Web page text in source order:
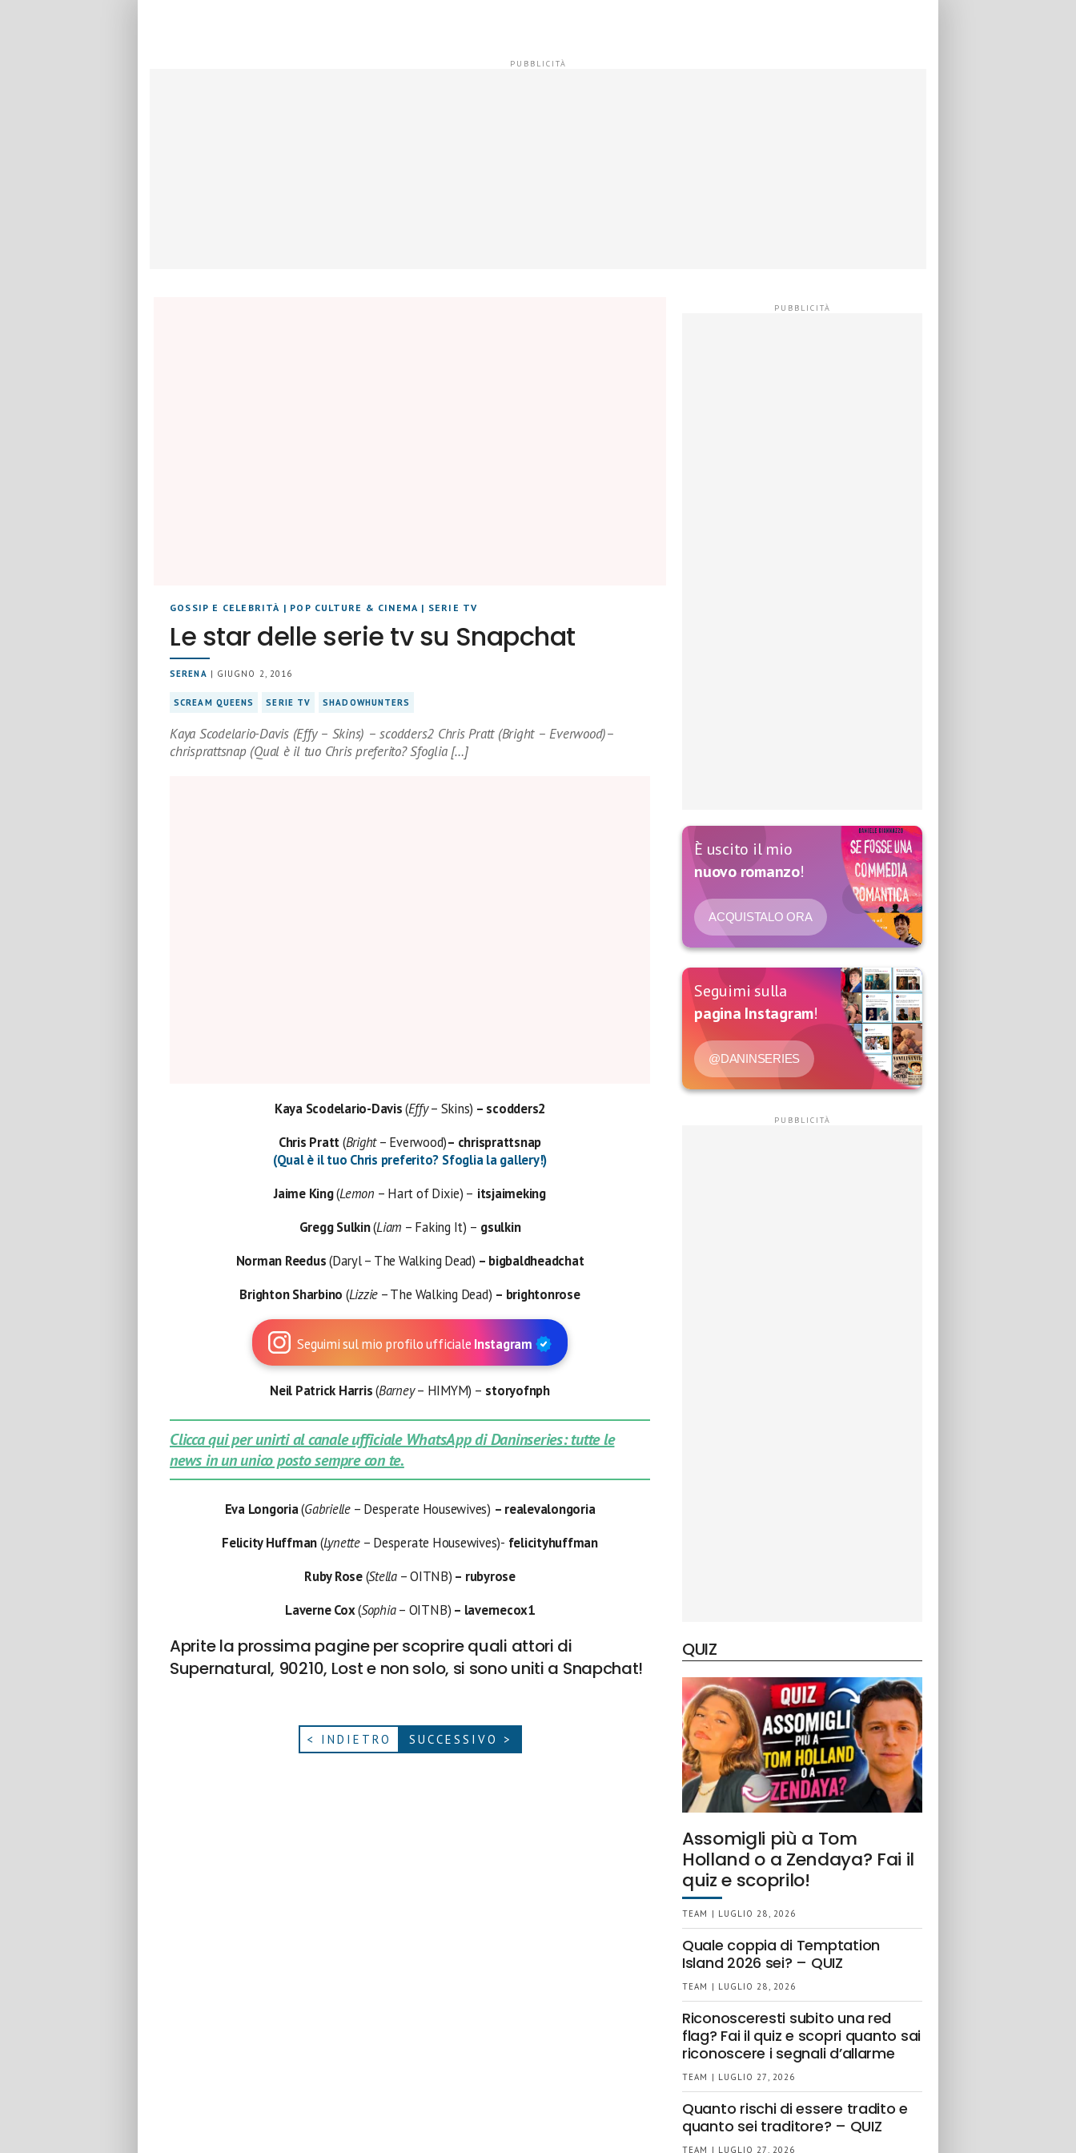
GOSSIP E CELEBRITÀ | POP CULTURE & CINEMA | SERIE TV
Le star delle serie tv su Snapchat
SERENA | GIUGNO 2, 2016
SCREAM QUEENS SERIE TV SHADOWHUNTERS
Kaya Scodelario-Davis (Effy – Skins) – scodders2 Chris Pratt (Bright – Everwood)–
chrisprattsnap (Qual è il tuo Chris preferito? Sfoglia […]
Kaya Scodelario-Davis(Effy– Skins) – scodders2
Chris Pratt(Bright– Everwood)– chrisprattsnap
(Qual è il tuo Chris preferito? Sfoglia la gallery!)
Jaime King(Lemon – Hart of Dixie) – itsjaimeking
Gregg Sulkin(Liam – Faking It) – gsulkin
Norman Reedus(Daryl – The Walking Dead) – bigbaldheadchat
Brighton Sharbino (Lizzie – The Walking Dead) – brightonrose
Seguimi sul mio profilo ufficiale Instagram
Neil Patrick Harris(Barney– HIMYM) – storyofnph
Clicca qui per unirti al canale ufficiale WhatsApp di Daninseries: tutte le
news in un unico posto sempre con te.
Eva Longoria(Gabrielle– Desperate Housewives) – realevalongoria
Felicity Huffman(Lynette– Desperate Housewives)- felicityhuffman
Ruby Rose(Stella– OITNB) – rubyrose
Laverne Cox(Sophia– OITNB) – lavernecox1
Aprite la prossima pagine per scoprire quali attori di
Supernatural, 90210, Lost e non solo, si sono uniti a Snapchat!
< INDIETRO SUCCESSIVO >
È uscito il mio
nuovo romanzo!
ACQUISTALO ORA
Seguimi sulla
pagina Instagram!
@DANINSERIES
QUIZ
Assomigli più a Tom
Holland o a Zendaya? Fai il
quiz e scoprilo!
TEAM | LUGLIO 28, 2026
Quale coppia di Temptation
Island 2026 sei? – QUIZ
TEAM | LUGLIO 28, 2026
Riconosceresti subito una red
flag? Fai il quiz e scopri quanto sai
riconoscere i segnali d’allarme
TEAM | LUGLIO 27, 2026
Quanto rischi di essere tradito e
quanto sei traditore? – QUIZ
TEAM | LUGLIO 27, 2026